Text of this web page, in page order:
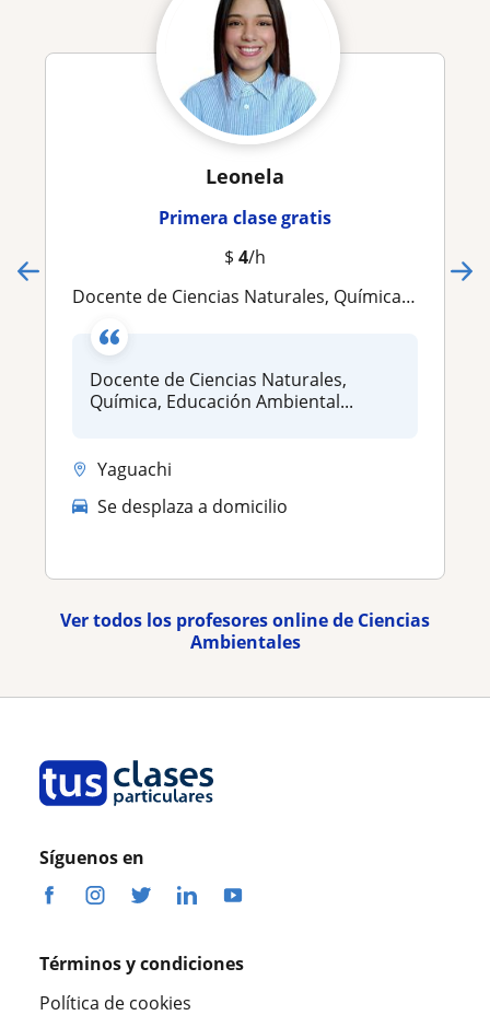
Leonela
Primera clase gratis
$ 4/h
Docente de Ciencias Naturales, Química, Educación Ambiental
Docente de Ciencias Naturales,
Química, Educación Ambiental...
Yaguachi
Se desplaza a domicilio
Ver todos los profesores online de Ciencias
Ambientales
Síguenos en
Términos y condiciones
Política de cookies